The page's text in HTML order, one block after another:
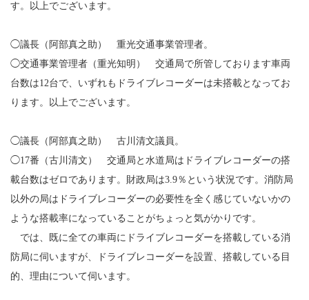
す。以上でございます。
◯議長（阿部真之助） 重光交通事業管理者。
◯交通事業管理者（重光知明） 交通局で所管しております車両
台数は12台で、いずれもドライブレコーダーは未搭載となってお
ります。以上でございます。
◯議長（阿部真之助） 古川清文議員。
◯17番（古川清文） 交通局と水道局はドライブレコーダーの搭
載台数はゼロであります。財政局は3.9％という状況です。消防局
以外の局はドライブレコーダーの必要性を全く感じていないかの
ような搭載率になっていることがちょっと気がかりです。
では、既に全ての車両にドライブレコーダーを搭載している消
防局に伺いますが、ドライブレコーダーを設置、搭載している目
的、理由について伺います。